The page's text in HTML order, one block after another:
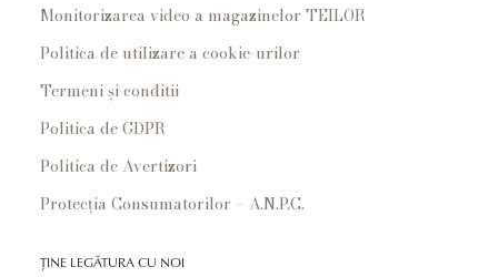
Monitorizarea video a magazinelor TEILOR
Politica de utilizare a cookie-urilor
Termeni și conditii
Politica de GDPR
Politica de Avertizori
Protecția Consumatorilor – A.N.P.C.
ȚINE LEGĂTURA CU NOI